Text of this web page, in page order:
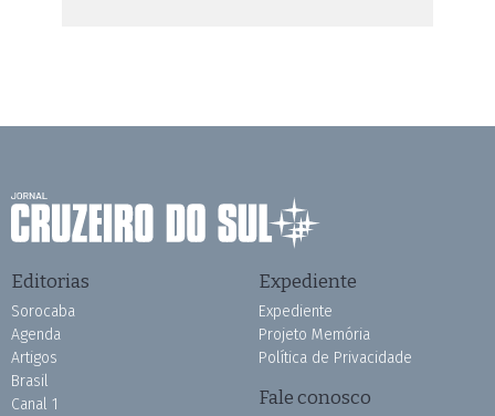
Editorias
Sorocaba
Agenda
Artigos
Brasil
Canal 1
Expediente
Expediente
Projeto Memória
Política de Privacidade
Fale conosco